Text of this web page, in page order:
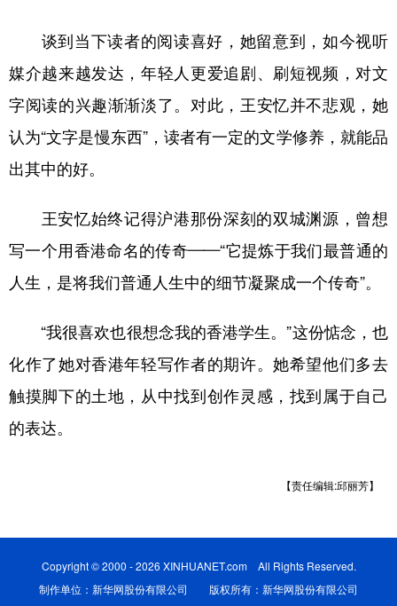
谈到当下读者的阅读喜好，她留意到，如今视听
媒介越来越发达，年轻人更爱追剧、刷短视频，对文
字阅读的兴趣渐渐淡了。对此，王安忆并不悲观，她
认为“文字是慢东西”，读者有一定的文学修养，就能品
出其中的好。
王安忆始终记得沪港那份深刻的双城渊源，曾想
写一个用香港命名的传奇——“它提炼于我们最普通的
人生，是将我们普通人生中的细节凝聚成一个传奇”。
“我很喜欢也很想念我的香港学生。”这份惦念，也
化作了她对香港年轻写作者的期许。她希望他们多去
触摸脚下的土地，从中找到创作灵感，找到属于自己
的表达。
【责任编辑:邱丽芳】
Copyright © 2000 - 2026 XINHUANET.com All Rights Reserved.
制作单位：新华网股份有限公司 版权所有：新华网股份有限公司